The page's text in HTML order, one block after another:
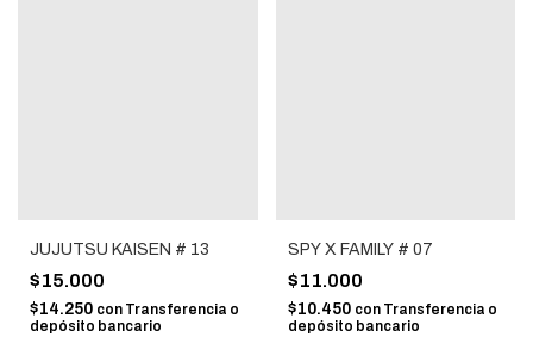
JUJUTSU KAISEN # 13
$15.000
$14.250 con Transferencia o
depósito bancario
SPY X FAMILY # 07
$11.000
$10.450 con Transferencia o
depósito bancario